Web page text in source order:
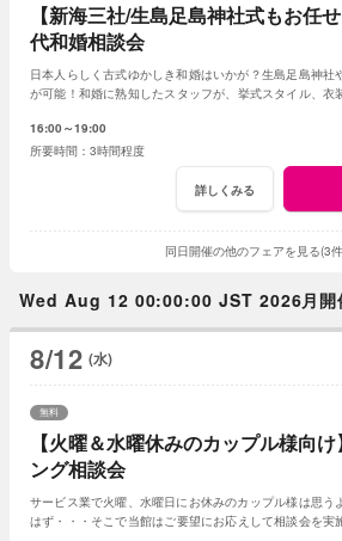
【新海三社/生島足島神社式もお任
代和婚相談会
日本人らしく古式ゆかしき和婚はいかが？生島足島神社
が可能！和婚に熟知したスタッフが、挙式スタイル、衣
16:00～19:00
3時間程度
詳しくみる
同日開催の他のフェアを見る(3
Wed Aug 12 00:00:00 JST 2026月開
8/12 (水)
【火曜＆水曜休みのカップル様向
ング相談会
無料
サービス業で火曜、水曜日にお休みのカップル様は思う
はず・・・そこで当館はご要望にお応えして相談会を実